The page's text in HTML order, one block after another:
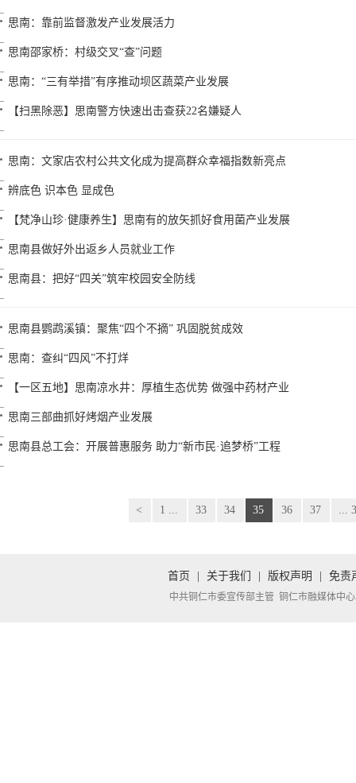
思南：靠前监督激发产业发展活力
思南邵家桥：村级交叉“查”问题
思南：“三有举措”有序推动坝区蔬菜产业发展
【扫黑除恶】思南警方快速出击查获22名嫌疑人
思南：文家店农村公共文化成为提高群众幸福指数新亮点
辨底色 识本色 显成色
【梵净山珍·健康养生】思南有的放矢抓好食用菌产业发展
思南县做好外出返乡人员就业工作
思南县：把好“四关”筑牢校园安全防线
思南县鹦鹉溪镇：聚焦“四个不摘” 巩固脱贫成效
思南：查纠“四风”不打烊
【一区五地】思南凉水井：厚植生态优势 做强中药材产业
思南三部曲抓好烤烟产业发展
思南县总工会：开展普惠服务 助力“新市民·追梦桥”工程
< 1 ... 33 34 35 36 37 ...
首页 关于我们 版权声明 免责
中共铜仁市委宣传部主管 铜仁市融媒体中心